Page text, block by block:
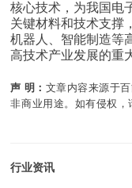
行业资讯
核心技术，为我国电
关键材料和技术支撑
机器人、智能制造等
高技术产业发展的重
声 明： 文章内容来源于
非商业用途。如有侵权，